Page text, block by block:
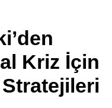
Youtube
TikTok
Pinterest
Kriz İçin